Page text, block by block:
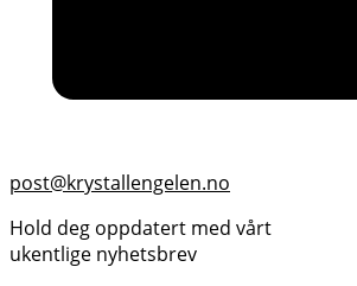
post@krystallengelen.no
Hold deg oppdatert med vårt
ukentlige nyhetsbrev